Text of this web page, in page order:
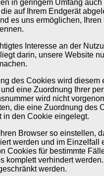
in geringem Umfang
auf Ihrem Endgerät
es uns ermöglichen,
Interesse an der
darin, unsere Website
des Cookies wird diesem
eine Zuordnung Ihrer
wird nicht
die eine Zuordnung des
in den Cookie eingelegt.
Browser so einstellen,
werden und im Einzelfall
Cookies für bestimmte
komplett verhindert
werden.